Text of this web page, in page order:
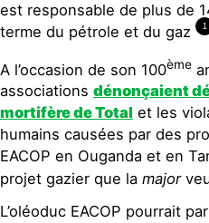
est responsable de plus de
terme du pétrole et du gaz
1
A l’occasion de son 100ème
associations dénonçaient
mortifère de Total et les
humains causées par des
EACOP en Ouganda et en
projet gazier que la major
L’oléoduc EACOP pourrait